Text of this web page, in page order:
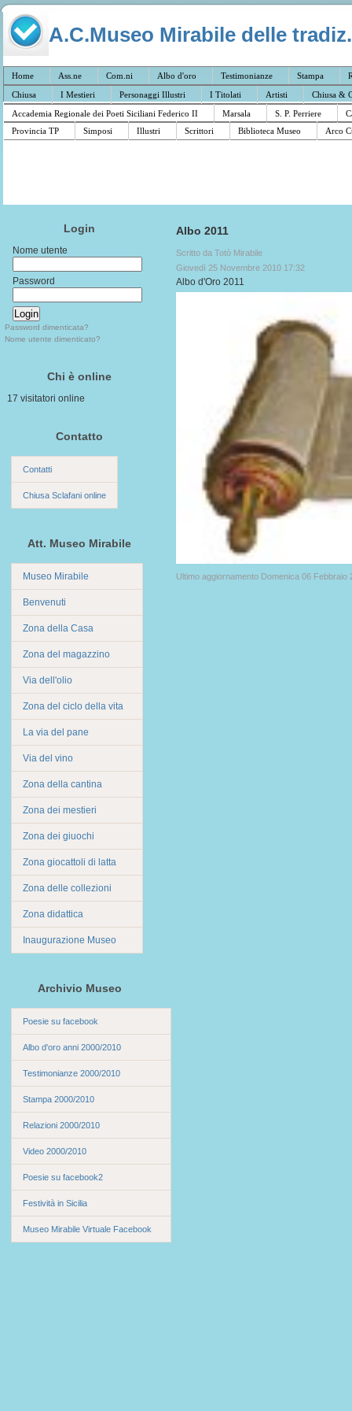
A.C.Museo Mirabile delle
Home Ass.ne Com.ni Albo d'oro Testimonianze Stampa
Chiusa
I Mestieri Personaggi Illustri I Titolati Artisti
Chiusa &
Accademia Regionale dei Poeti Siciliani Federico II
Marsala S. P. Perriere
Provincia TP
Simposi Illustri Scrittori Biblioteca Museo Arco
Login
Nome utente
Password
Password dimenticata?
Nome utente dimenticato?
Chi è online
17 visitatori online
Contatto
Contatti
Chiusa Sclafani online
Att. Museo Mirabile
Museo Mirabile
Benvenuti
Zona della Casa
Zona del magazzino
Via dell'olio
Zona del ciclo della vita
La via del pane
Via del vino
Zona della cantina
Zona dei mestieri
Zona dei giuochi
Zona giocattoli di latta
Zona delle collezioni
Zona didattica
Inaugurazione Museo
Archivio Museo
Poesie su facebook
Albo d'oro anni 2000/2010
Testimonianze 2000/2010
Stampa 2000/2010
Relazioni 2000/2010
Video 2000/2010
Poesie su facebook2
Festività in Sicilia
Museo Mirabile Virtuale Facebook
Albo 2011
Scritto da Totò Mirabile
Giovedì 25 Novembre 2010 17:32
Albo d'Oro 2011
Ultimo aggiornamento Domenica 06 Febbraio